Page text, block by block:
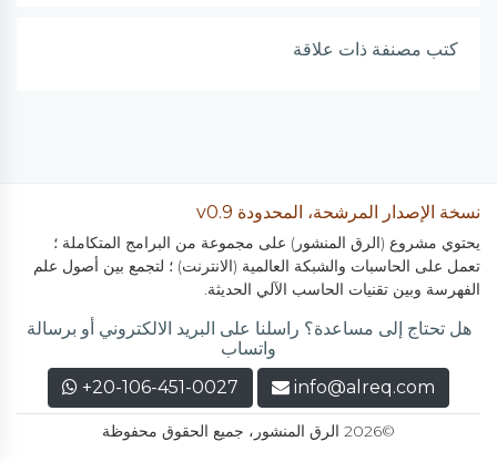
كتب مصنفة ذات علاقة
نسخة الإصدار المرشحة، المحدودة v0.9
يحتوي مشروع (الرق المنشور) على مجموعة من البرامج المتكاملة ؛
تعمل على الحاسبات والشبكة العالمية (الانترنت) ؛ لتجمع بين أصول علم
الفهرسة وبين تقنيات الحاسب الآلي الحديثة.
هل تحتاج إلى مساعدة؟ راسلنا على البريد الالكتروني أو برسالة
واتساب
info@alreq.com
+20-106-451-0027
©2026 الرق المنشور، جميع الحقوق محفوظة